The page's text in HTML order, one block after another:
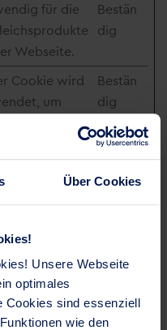
Über Cookies
Unsere Webseite
optimales
Cookies sind essenziell
wie den
für die
Webseite.
Bestän
dig
Cookie wird
um
Menschen
Dies
für die
Ihrer
zu
Bestän
dig
Cookie wird Sitzung